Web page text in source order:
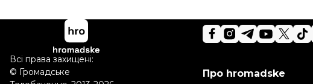
Про hromadske
Всі права захищені:
© Громадське